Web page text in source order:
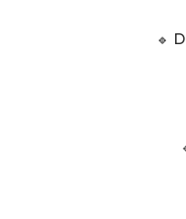
🔹